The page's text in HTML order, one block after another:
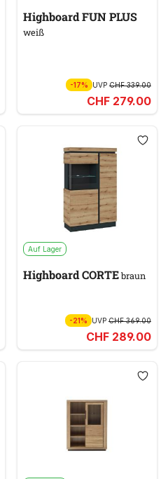
Highboard FUN PLUS
weiß
-17% UVPCHF 339.00
CHF 279.00
Auf Lager
Highboard CORTEbraun
-21% UVPCHF 369.00
CHF 289.00